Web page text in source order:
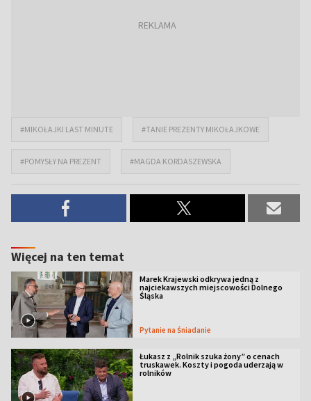
#MIKOŁAJKI LAST MINUTE #TANIE PREZENTY MIKOŁAJKOWE
#POMYSŁY NA PREZENT #MAGDA KORDASZEWSKA
Więcej na ten temat
Marek Krajewski odkrywa jedną z
najciekawszych miejscowości Dolnego
Śląska
Pytanie na Śniadanie
Łukasz z „Rolnik szuka żony” o cenach
truskawek. Koszty i pogoda uderzają w
rolników